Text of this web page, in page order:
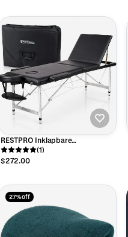
RESTPRO Inklapbare
Massagetafel Aluminium 3 Zwart
(1)
$272.00
27% off